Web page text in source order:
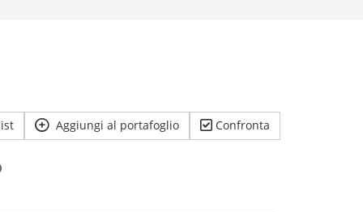
Aggiungi al portafoglio Confronta